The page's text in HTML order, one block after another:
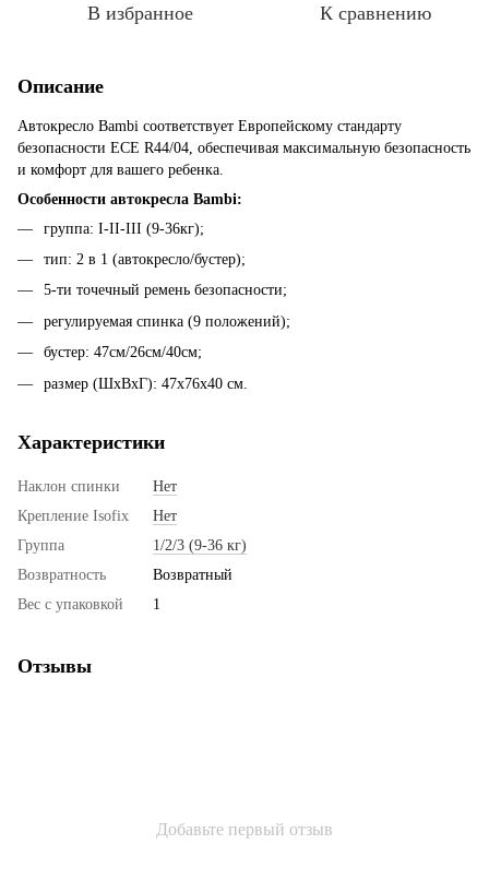
В избранное К сравнению
Описание
Автокресло Bambi соответствует Европейскому стандарту
безопасности ECE R44/04, обеспечивая максимальную безопасность
и комфорт для вашего ребенка.
Особенности автокресла Bambi:
группа: I-II-III (9-36кг);
тип: 2 в 1 (автокресло/бустер);
5-ти точечный ремень безопасности;
регулируемая спинка (9 положений);
бустер: 47см/26см/40см;
размер (ШхВхГ): 47х76х40 см.
Характеристики
Наклон спинки
Нет
Крепление Isofix
Нет
Группа
1/2/3 (9-36 кг)
Возвратность
Возвратный
Вес с упаковкой
1
Отзывы
Добавьте первый отзыв